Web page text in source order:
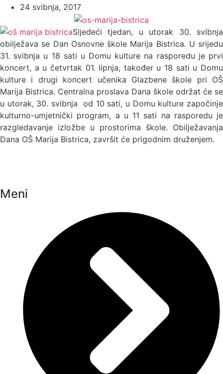
24 svibnja, 2017
Sljedeći tjedan, u utorak 30. svibnja
obilježava se Dan Osnovne škole Marija Bistrica. U srijedu
31. svibnja u 18 sati u Domu kulture na rasporedu je prvi
koncert, a u četvrtak 01. lipnja, također u 18 sati u Domu
kulture i drugi koncert učenika Glazbene škole pri OŠ
Marija Bistrica. Centralna proslava Dana škole održat će se
u utorak, 30. svibnja od 10 sati, u Domu kulture započinje
kulturno-umjetnički program, a u 11 sati na rasporedu je
razgledavanje izložbe u prostorima škole. Obilježavanja
Dana OŠ Marija Bistrica, završit će prigodnim druženjem.
Meni